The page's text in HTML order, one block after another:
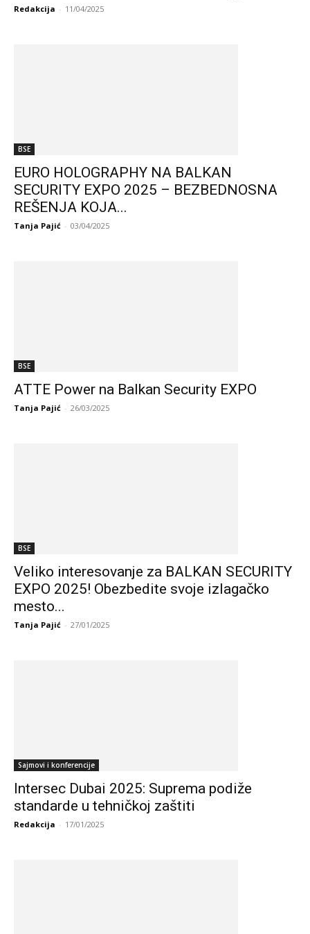
Redakcija - 11/04/2025
BSE
EURO HOLOGRAPHY NA BALKAN
SECURITY EXPO 2025 – BEZBEDNOSNA
REŠENJA KOJA...
Tanja Pajić - 03/04/2025
BSE
ATTE Power na Balkan Security EXPO
Tanja Pajić - 26/03/2025
BSE
Veliko interesovanje za BALKAN SECURITY
EXPO 2025! Obezbedite svoje izlagačko
mesto...
Tanja Pajić - 27/01/2025
Sajmovi i konferencije
Intersec Dubai 2025: Suprema podiže
standarde u tehničkoj zaštiti
Redakcija - 17/01/2025